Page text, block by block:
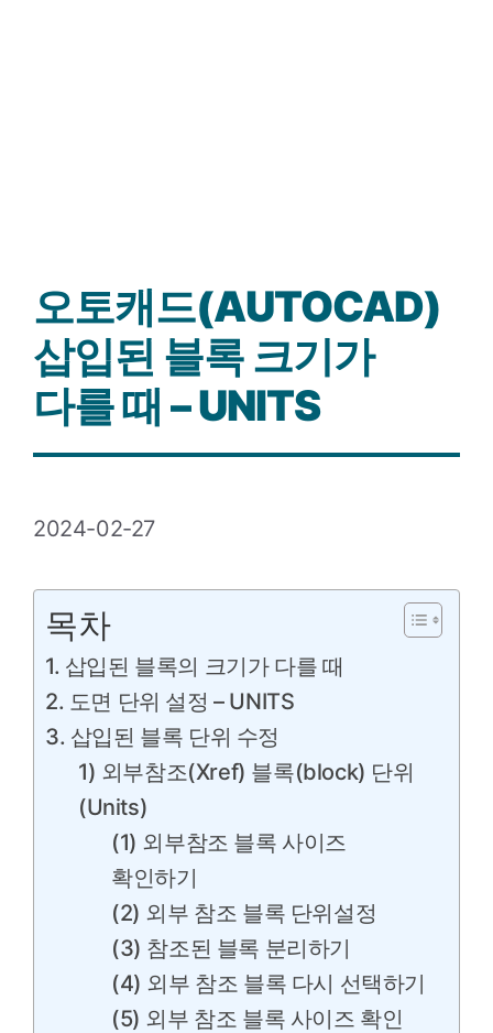
오토캐드(AUTOCAD)
삽입된 블록 크기가
다를 때 – UNITS
2024-02-27
목차
1. 삽입된 블록의 크기가 다를 때
2. 도면 단위 설정 – UNITS
3. 삽입된 블록 단위 수정
1) 외부참조(Xref) 블록(block) 단위
(Units)
(1) 외부참조 블록 사이즈
확인하기
(2) 외부 참조 블록 단위설정
(3) 참조된 블록 분리하기
(4) 외부 참조 블록 다시 선택하기
(5) 외부 참조 블록 사이즈 확인